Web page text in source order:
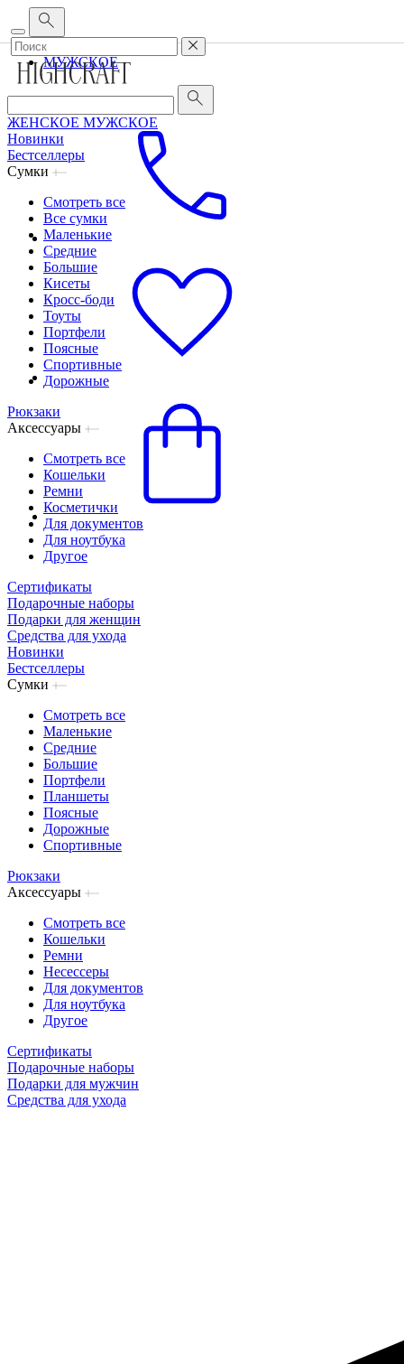
Корпоративным клиентам
ЖЕНСКОЕ
МУЖСКОЕ
ЖЕНСКОЕ МУЖСКОЕ
Новинки
Бестселлеры
Сумки
Смотреть все
Все сумки
Маленькие
Средние
Большие
Кисеты
Кросс-боди
Тоуты
Портфели
Поясные
Спортивные
Дорожные
Рюкзаки
Аксессуары
Смотреть все
Кошельки
Ремни
Косметички
Для документов
Для ноутбука
Другое
Сертификаты
Подарочные наборы
Подарки для женщин
Средства для ухода
Новинки
Бестселлеры
Сумки
Смотреть все
Маленькие
Средние
Большие
Портфели
Планшеты
Поясные
Дорожные
Спортивные
Рюкзаки
Аксессуары
Смотреть все
Кошельки
Ремни
Несессеры
Для документов
Для ноутбука
Другое
Сертификаты
Подарочные наборы
Подарки для мужчин
Средства для ухода